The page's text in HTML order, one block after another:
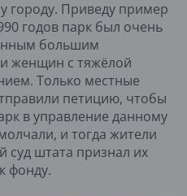
городу. Приведу пример
годов парк был очень
большим
женщин с тяжёлой
Только местные
петицию, чтобы
в управление данному
и тогда жители
суд штата признал их
фонду.